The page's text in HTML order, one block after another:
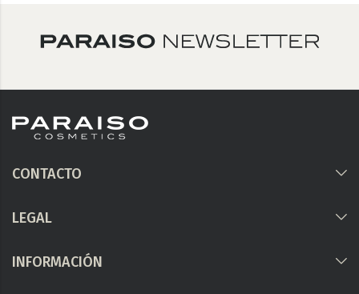
CONTACTO
LEGAL
INFORMACIÓN